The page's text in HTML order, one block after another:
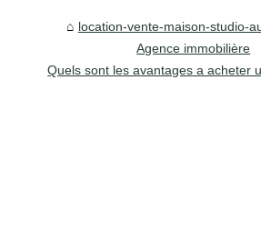
location-vente-maison-studio-
Agence immobilière
Quels sont les avantages a acheter